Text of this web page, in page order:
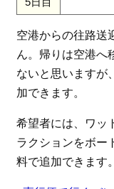
空港からの往路送
ん。帰りは空港へ
ないと思いますが
加できます。
希望者には、ワッ
ラクションをボー
料で追加できます。